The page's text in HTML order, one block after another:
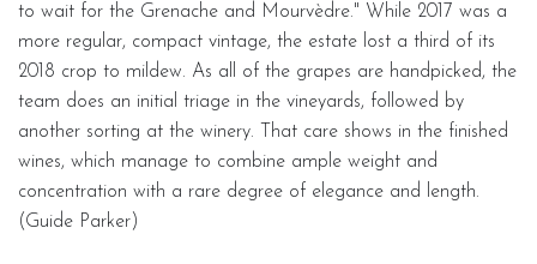
to wait for the Grenache and Mourvèdre." While 2017 was a
more regular, compact vintage, the estate lost a third of its
2018 crop to mildew. As all of the grapes are handpicked, the
team does an initial triage in the vineyards, followed by
another sorting at the winery. That care shows in the finished
wines, which manage to combine ample weight and
concentration with a rare degree of elegance and length.
(Guide Parker)